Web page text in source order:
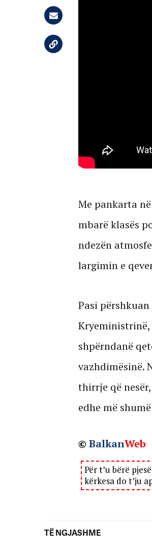
Me pankarta
mbarë klasës
ndezën
largimin e
Pasi
shpërndanë
vazhdimësinë.
thirrje që
edhe më
© BalkanWeb
Për t’u bërë
kërkesa do t’ju
TË NGJASHME